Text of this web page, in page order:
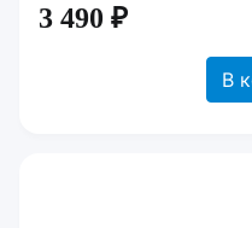
3 490 ₽
В